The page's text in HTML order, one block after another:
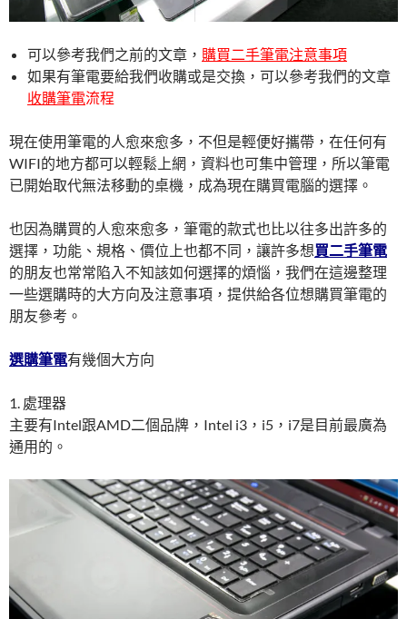
可以參考我們之前的文章， 購買二手筆電注意事項
如果有筆電要給我們收購或是交換，可以參考我們的文章
收購筆電流程
現在使用筆電的人愈來愈多，不但是輕便好攜帶，在任何有
WIFI的地方都可以輕鬆上網，資料也可集中管理，所以筆電
已開始取代無法移動的桌機，成為現在購買電腦的選擇。
也因為購買的人愈來愈多，筆電的款式也比以往多出許多的
選擇，功能、規格、價位上也都不同，讓許多想買二手筆電
的朋友也常常陷入不知該如何選擇的煩惱，我們在這邊整理
一些選購時的大方向及注意事項，提供給各位想購買筆電的
朋友參考。
選購筆電有幾個大方向
1. 處理器
主要有Intel跟AMD二個品牌，Intel i3，i5，i7是目前最廣為
通用的。